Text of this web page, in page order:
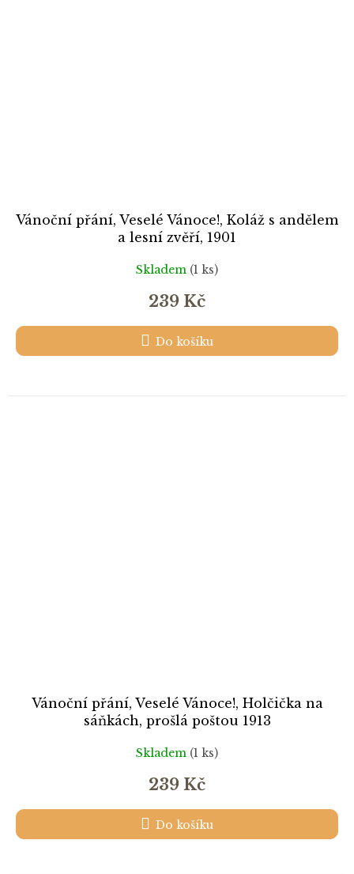
Vánoční přání, Veselé Vánoce!, Koláž s andělem
a lesní zvěří, 1901
Skladem (1 ks)
239 Kč
Do košíku
Vánoční přání, Veselé Vánoce!, Holčička na
sáňkách, prošlá poštou 1913
Skladem (1 ks)
239 Kč
Do košíku